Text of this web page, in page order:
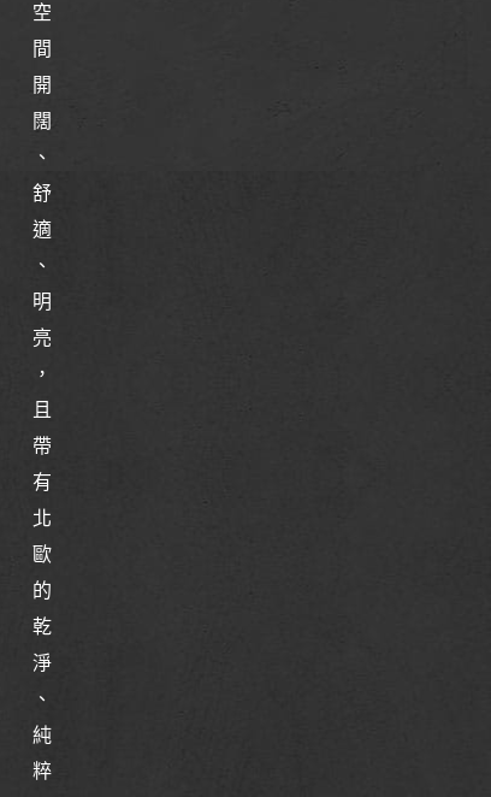
空
間
開
闊
、
舒
適
、
明
亮
，
且
帶
有
北
歐
的
乾
淨
、
純
粹